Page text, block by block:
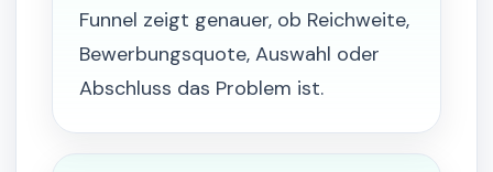
Funnel zeigt genauer, ob Reichweite,
Bewerbungsquote, Auswahl oder
Abschluss das Problem ist.